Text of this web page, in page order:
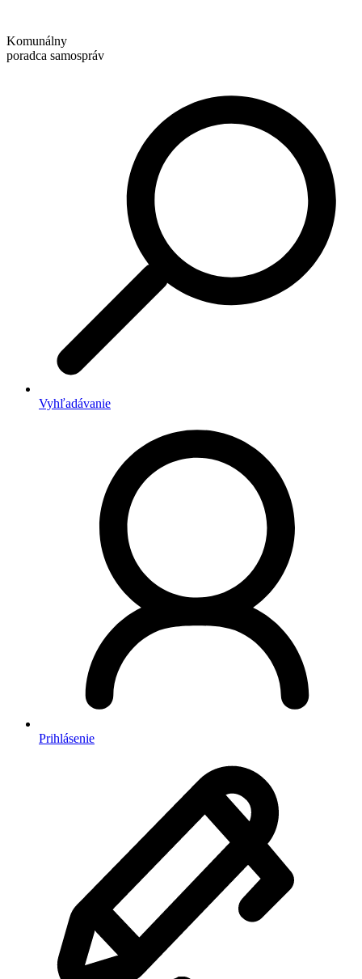
obsah
Komunálny
poradca samospráv
Vyhľadávanie
Prihlásenie